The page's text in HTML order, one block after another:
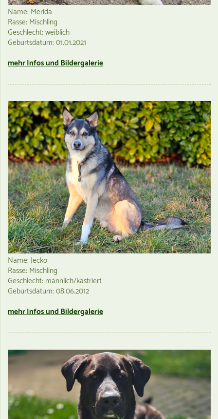
Name: Merida
Rasse: Mischling
Geschlecht: weiblich
Geburtsdatum: 01.01.2021
mehr Infos und Bildergalerie
Name: Jecko
Rasse: Mischling
Geschlecht: männlich/kastriert
Geburtsdatum: 08.06.2012
mehr Infos und Bildergalerie